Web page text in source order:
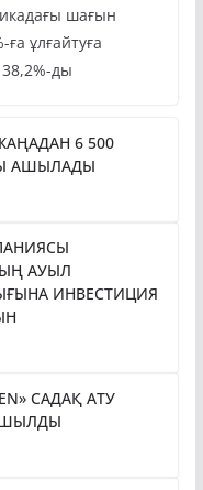
шағын
ұлғайтуға
38,2%-ды
6 500
АШЫЛАДЫ
АУЫЛ
ИНВЕСТИЦИЯ
САДАҚ АТУ